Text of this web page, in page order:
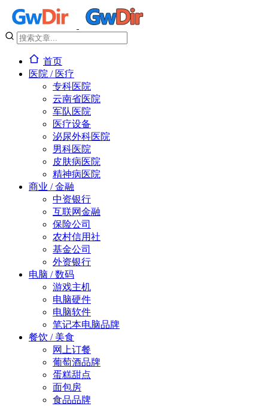
首页
医院 / 医疗
专科医院
云南省医院
军队医院
医疗设备
泌尿外科医院
男科医院
皮肤病医院
精神病医院
商业 / 金融
中资银行
互联网金融
保险公司
农村信用社
基金公司
外资银行
电脑 / 数码
游戏主机
电脑硬件
电脑软件
笔记本电脑品牌
餐饮 / 美食
网上订餐
葡萄酒品牌
蛋糕甜点
面包房
食品品牌